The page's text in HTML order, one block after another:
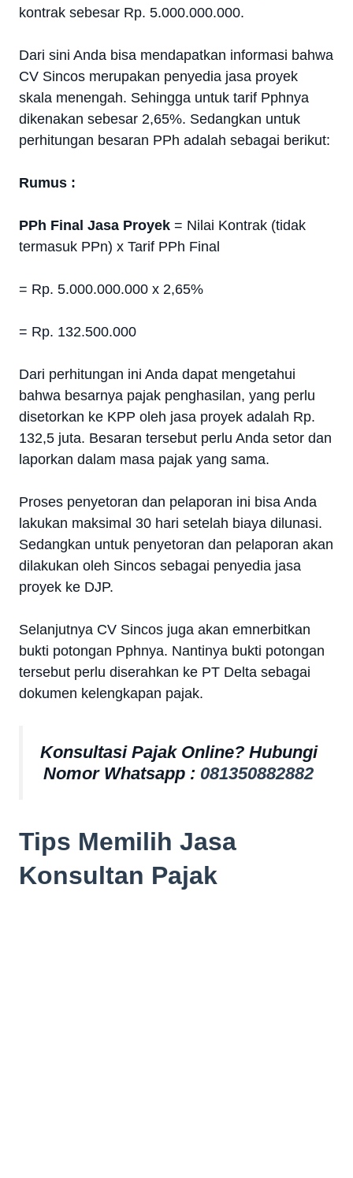
kontrak sebesar Rp. 5.000.000.000.
Dari sini Anda bisa mendapatkan informasi bahwa
CV Sincos merupakan penyedia jasa proyek
skala menengah. Sehingga untuk tarif Pphnya
dikenakan sebesar 2,65%. Sedangkan untuk
perhitungan besaran PPh adalah sebagai berikut:
Rumus :
PPh Final Jasa Proyek = Nilai Kontrak (tidak
termasuk PPn) x Tarif PPh Final
= Rp. 5.000.000.000 x 2,65%
= Rp. 132.500.000
Dari perhitungan ini Anda dapat mengetahui
bahwa besarnya pajak penghasilan, yang perlu
disetorkan ke KPP oleh jasa proyek adalah Rp.
132,5 juta. Besaran tersebut perlu Anda setor dan
laporkan dalam masa pajak yang sama.
Proses penyetoran dan pelaporan ini bisa Anda
lakukan maksimal 30 hari setelah biaya dilunasi.
Sedangkan untuk penyetoran dan pelaporan akan
dilakukan oleh Sincos sebagai penyedia jasa
proyek ke DJP.
Selanjutnya CV Sincos juga akan emnerbitkan
bukti potongan Pphnya. Nantinya bukti potongan
tersebut perlu diserahkan ke PT Delta sebagai
dokumen kelengkapan pajak.
Konsultasi Pajak Online? Hubungi
Nomor Whatsapp : 081350882882
Tips Memilih Jasa
Konsultan Pajak